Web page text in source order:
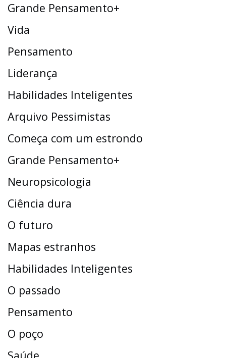
Grande Pensamento+
Vida
Pensamento
Liderança
Habilidades Inteligentes
Arquivo Pessimistas
Começa com um estrondo
Grande Pensamento+
Neuropsicologia
Ciência dura
O futuro
Mapas estranhos
Habilidades Inteligentes
O passado
Pensamento
O poço